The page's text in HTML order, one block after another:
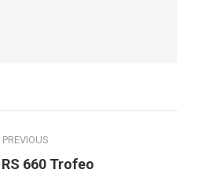
PREVIOUS
Previous
660 Trofeo